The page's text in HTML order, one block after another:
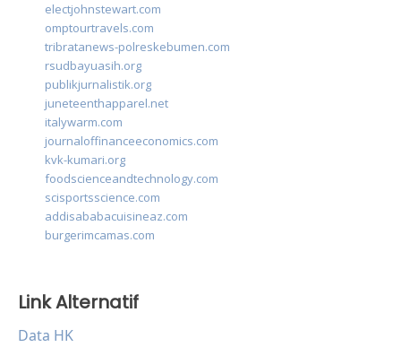
electjohnstewart.com
omptourtravels.com
tribratanews-polreskebumen.com
rsudbayuasih.org
publikjurnalistik.org
juneteenthapparel.net
italywarm.com
journaloffinanceeconomics.com
kvk-kumari.org
foodscienceandtechnology.com
scisportsscience.com
addisababacuisineaz.com
burgerimcamas.com
Link Alternatif
Data HK